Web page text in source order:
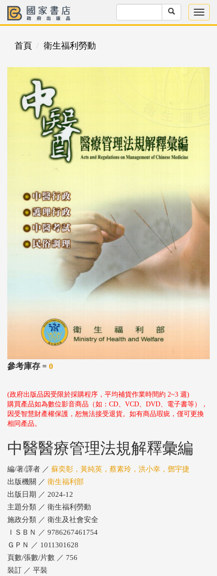
首頁 衛生福利勞動
參考庫存 = 0
(政府出版品因受限於採購程序，平均補貨作業時間約 2~3 週)
購買產品如為數位影音商品（如：CD、VCD、DVD、電子書等），
因受智慧財產權保護，恕無法接受退貨。如有商品瑕疵，僅可更換
相同產品。
中醫醫療管理法規解釋彙編
編/著/譯者 ／ 蘇奕彰，黃純英，蔡素玲，洪小幸，鄧宇捷
出版機關 ／ 衛生福利部
出版日期 ／ 2024-12
主題分類 ／ 衛生福利勞動
施政分類 ／ 衛生及社會安全
ＩＳＢＮ ／ 9786267461754
ＧＰＮ ／ 1011301628
頁數/張數/片數 ／ 756
裝訂 ／ 平裝